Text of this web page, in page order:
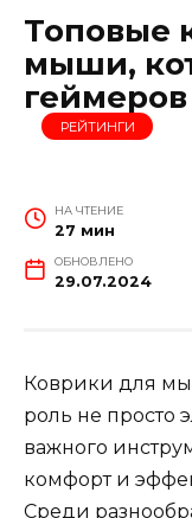
Топовые
мыши,
геймеров
РЕЙТИНГИ
НА ЧТЕНИЕ
27 мин
ОБНОВЛЕНО
29.07.2024
Коврики для
роль не просто
важного
комфорт и
Среди